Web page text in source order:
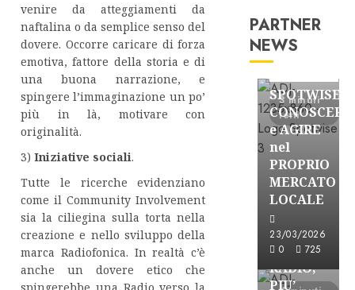
venire da atteggiamenti da
naftalina o da semplice senso del
dovere. Occorre caricare di forza
emotiva, fattore della storia e di
una buona narrazione, e
spingere l’immaginazione un po’
più in là, motivare con
originalità.
3) Iniziative sociali.
Tutte le ricerche evidenziano
come il Community Involvement
sia la ciliegina sulla torta nella
creazione e nello sviluppo della
marca Radiofonica. In realtà c’è
anche un dovere etico che
PARTNER
NEWS
3 minuti
letti
FREE
SPOTWISE:
CONOSCERE
e AGIRE
nel
PROPRIO
MERCATO
LOCALE
23/03/2026
0
725
FREE
Per la
RADIO,
PIU’